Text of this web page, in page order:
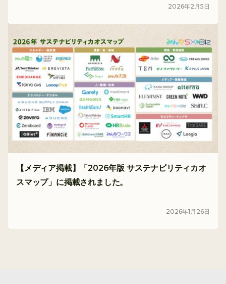
2026年2 月5 日
【メディア掲載】「2026年版 サステナビリティカオ
スマップ」に掲載されました。
2026年1 月 26日